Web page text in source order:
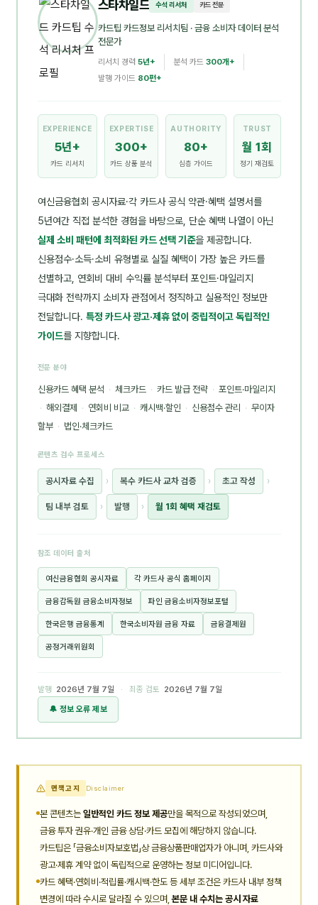
스타차일드 수석 리서처 카드 전문
카드팁 카드정보 리서치팀 · 금융 소비자 데이터 분석
전문가
리서치 경력 5년+ 분석 카드 300개+
발행 가이드 80편+
EXPERIENCE
5년+
카드 리서치
EXPERTISE
300+
카드 상품 분석
AUTHORITY
80+
심층 가이드
TRUST
월 1회
정기 재검토
여신금융협회 공시자료·각 카드사 공식 약관·혜택 설명서를
5년여간 직접 분석한 경험을 바탕으로, 단순 혜택 나열이 아닌
실제 소비 패턴에 최적화된 카드 선택 기준을 제공합니다.
신용점수·소득·소비 유형별로 실질 혜택이 가장 높은 카드를
선별하고, 연회비 대비 수익률 분석부터 포인트·마일리지
극대화 전략까지 소비자 관점에서 정직하고 실용적인 정보만
전달합니다. 특정 카드사 광고·제휴 없이 중립적이고 독립적인
가이드를 지향합니다.
전문 분야
신용카드 혜택 분석 · 체크카드 · 카드 발급 전략 · 포인트·마일리지
· 해외결제 · 연회비 비교 · 캐시백·할인 · 신용점수 관리 · 무이자
할부 · 법인·체크카드
콘텐츠 검수 프로세스
공시자료 수집 › 복수 카드사 교차 검증 › 초고 작성 ›
팀 내부 검토 › 발행 › 월 1회 혜택 재검토
참조 데이터 출처
여신금융협회 공시자료 각 카드사 공식 홈페이지
금융감독원 금융소비자정보 파인 금융소비자정보포털
한국은행 금융통계 한국소비자원 금융 자료 금융결제원
공정거래위원회
발행 2026년 7월 7일 · 최종 검토
2026년 7월 7일
🔔 정보 오류 제보
면책고지 Disclaimer
본 콘텐츠는 일반적인 카드 정보 제공만을 목적으로 작성되었으며,
금융 투자 권유·개인 금융 상담·카드 모집에 해당하지 않습니다.
카드팁은 「금융소비자보호법」상 금융상품판매업자가 아니며, 카드사와
광고·제휴 계약 없이 독립적으로 운영하는 정보 미디어입니다.
카드 혜택·연회비·적립률·캐시백·한도 등 세부 조건은 카드사 내부 정책
변경에 따라 수시로 달라질 수 있으며,본문 내 수치는 공시 자료